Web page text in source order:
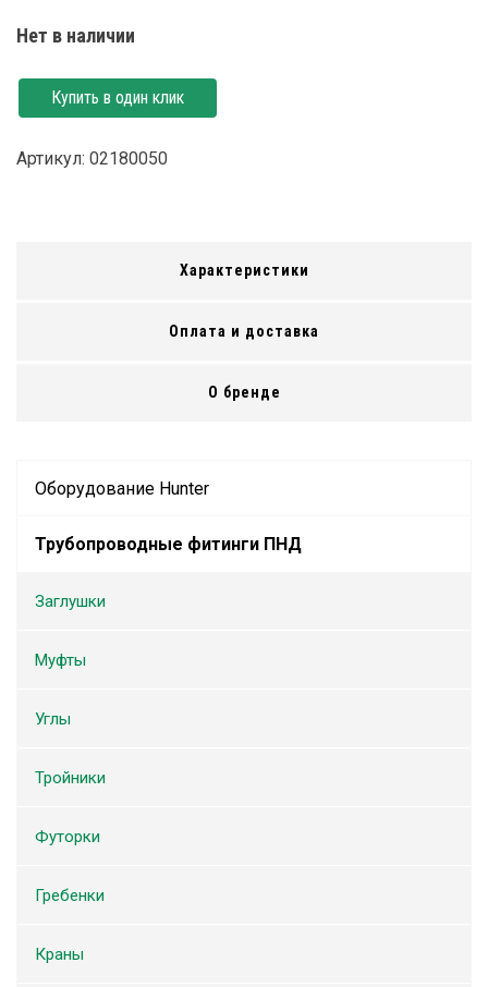
Нет в наличии
Купить в один клик
Артикул: 02180050
Характеристики
Оплата и доставка
О бренде
Оборудование Hunter
Трубопроводные фитинги ПНД
Заглушки
Муфты
Углы
Тройники
Футорки
Гребенки
Краны